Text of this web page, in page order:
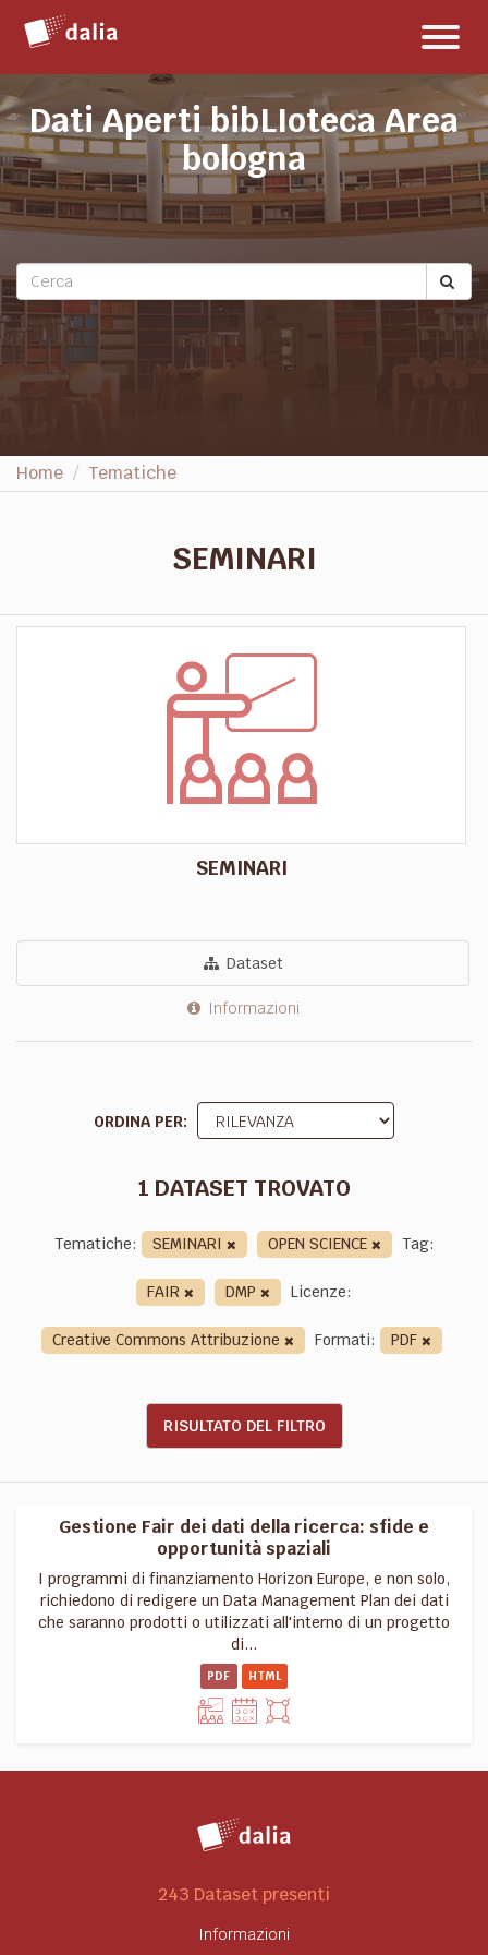
contenuto
Dati Aperti bibLIoteca Area
bologna
Home Tematiche
SEMINARI
SEMINARI
Dataset
Informazioni
ORDINA PER
1 DATASET TROVATO
Tematiche: SEMINARI OPEN SCIENCE
Tag:
FAIR
DMP
Licenze:
Creative Commons Attribuzione
Formati: PDF
RISULTATO DEL FILTRO
Gestione Fair dei dati della ricerca: sfide e
opportunità spaziali
I programmi di finanziamento Horizon Europe, e non solo,
richiedono di redigere un Data Management Plan dei dati
che saranno prodotti o utilizzati all'interno di un progetto
di...
PDF HTML
243 Dataset presenti
Informazioni